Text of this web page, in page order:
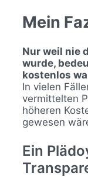
Mein
Nur weil nie
wurde,
kostenlos
In vielen
vermittelten
höheren
gewesen
Ein